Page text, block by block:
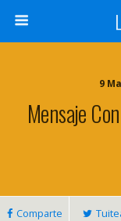
9
Mensaje
Comparte